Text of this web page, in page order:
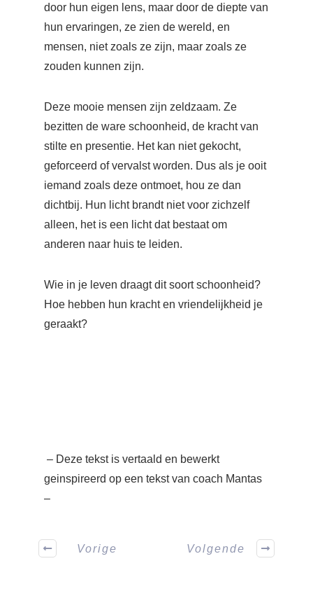
door hun eigen lens, maar door de diepte van
hun ervaringen, ze zien de wereld, en
mensen, niet zoals ze zijn, maar zoals ze
zouden kunnen zijn.
Deze mooie mensen zijn zeldzaam. Ze
bezitten de ware schoonheid, de kracht van
stilte en presentie. Het kan niet gekocht,
geforceerd of vervalst worden. Dus als je ooit
iemand zoals deze ontmoet, hou ze dan
dichtbij. Hun licht brandt niet voor zichzelf
alleen, het is een licht dat bestaat om
anderen naar huis te leiden.
Wie in je leven draagt dit soort schoonheid?
Hoe hebben hun kracht en vriendelijkheid je
geraakt?
– Deze tekst is vertaald en bewerkt
geinspireerd op een tekst van coach Mantas
–
Vorige Volgende